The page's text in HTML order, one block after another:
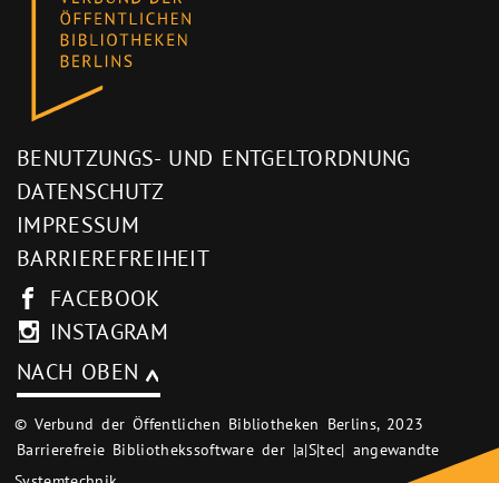
BENUTZUNGS- UND ENTGELTORDNUNG
DATENSCHUTZ
IMPRESSUM
BARRIEREFREIHEIT
FACEBOOK
INSTAGRAM
NACH OBEN
© Verbund der Öffentlichen Bibliotheken Berlins, 2023
Barrierefreie Bibliothekssoftware der |a|S|tec| angewandte